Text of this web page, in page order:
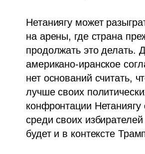
Нетаниягу может
на арены, где страна
продолжать это делать.
американо-иранское
нет оснований считать,
лучше своих
конфронтации
среди своих
будет и в контексте